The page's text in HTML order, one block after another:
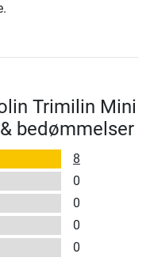
Trimilin Mini
bedømmelser
8
0
0
0
0